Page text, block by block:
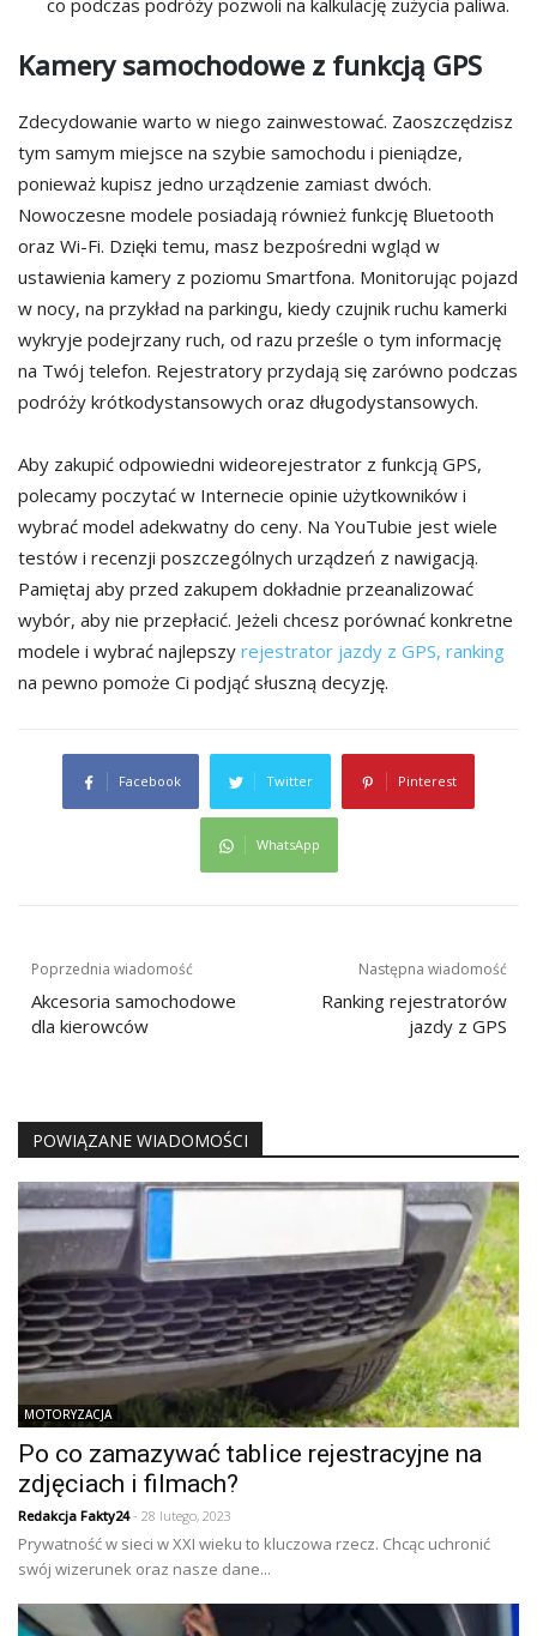
Kamery samochodowe z funkcją GPS
Zdecydowanie warto w niego zainwestować. Zaoszczędzisz
tym samym miejsce na szybie samochodu i pieniądze,
ponieważ kupisz jedno urządzenie zamiast dwóch.
Nowoczesne modele posiadają również funkcję Bluetooth
oraz Wi-Fi. Dzięki temu, masz bezpośredni wgląd w
ustawienia kamery z poziomu Smartfona. Monitorując pojazd
w nocy, na przykład na parkingu, kiedy czujnik ruchu kamerki
wykryje podejrzany ruch, od razu prześle o tym informację
na Twój telefon. Rejestratory przydają się zarówno podczas
podróży krótkodystansowych oraz długodystansowych.
Aby zakupić odpowiedni wideorejestrator z funkcją GPS,
polecamy poczytać w Internecie opinie użytkowników i
wybrać model adekwatny do ceny. Na YouTubie jest wiele
testów i recenzji poszczególnych urządzeń z nawigacją.
Pamiętaj aby przed zakupem dokładnie przeanalizować
wybór, aby nie przepłacić. Jeżeli chcesz porównać konkretne
modele i wybrać najlepszy rejestrator jazdy z GPS, ranking
na pewno pomoże Ci podjąć słuszną decyzję.
Facebook Twitter Pinterest
WhatsApp
Nawigacja
wpisu
Poprzednia wiadomość
Akcesoria samochodowe
dla kierowców
Następna wiadomość
Ranking rejestratorów
jazdy z GPS
POWIĄZANE WIADOMOŚCI
MOTORYZACJA
Po co zamazywać tablice rejestracyjne na
zdjęciach i filmach?
Redakcja Fakty24- 28 lutego, 2023
Prywatność w sieci w XXI wieku to kluczowa rzecz. Chcąc uchronić
swój wizerunek oraz nasze dane...